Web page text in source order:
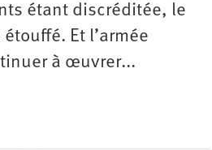
étant discréditée, le
Et l’armée
à œuvrer...